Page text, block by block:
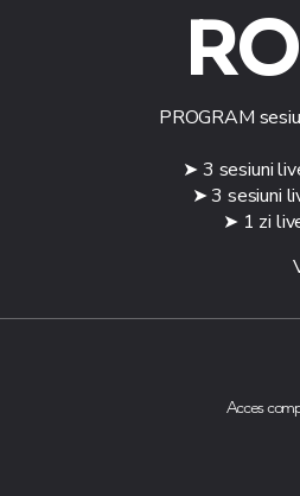
PROGRAM
➤ 3 sesiuni
➤ 3 sesiuni
➤ 1 zi
Acces